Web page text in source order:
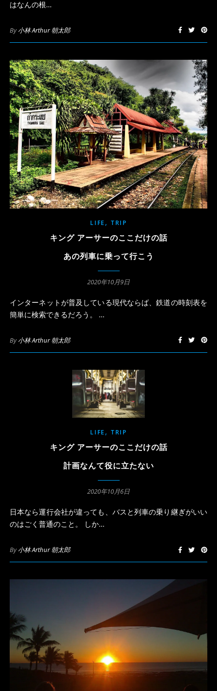
はなんの根…
By小林 Arthur 朝太郎
LIFE , TRIP
キング アーサーのここだけの話
あの列車に乗って行こう
2020年10月9日
インターネットが普及している現代ならば、鉄道の時刻表を
簡単に検索できるだろう。 …
By小林 Arthur 朝太郎
LIFE , TRIP
キング アーサーのここだけの話
計画なんて役に立たない
2020年10月6日
日本なら運行会社が違っても、バスと列車の乗り継ぎがいい
のはごく普通のこと。 しか…
By小林 Arthur 朝太郎